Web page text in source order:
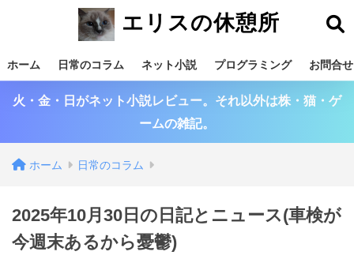
エリスの休憩所
ホーム 日常のコラム ネット小説 プログラミング お問合せ
火・金・日がネット小説レビュー。それ以外は株・猫・ゲ
ームの雑記。
ホーム 日常のコラム
2025年10月30日の日記とニュース(車検が
今週末あるから憂鬱)